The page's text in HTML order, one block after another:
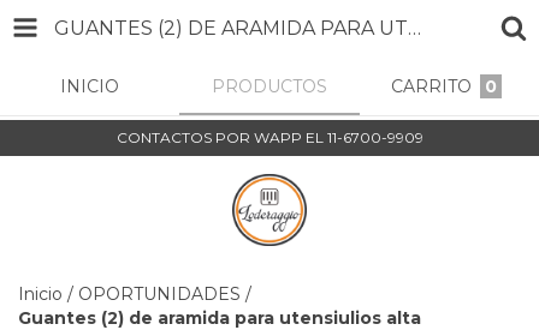
GUANTES (2) DE ARAMIDA PARA UTENSIULIOS ALTA TEMPERATURA
INICIO PRODUCTOS CARRITO 0
CONTACTOS POR WAPP EL 11-6700-9909
Inicio / OPORTUNIDADES /
Guantes (2) de aramida para utensiulios alta